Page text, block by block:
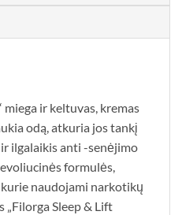
miega ir keltuvas, kremas
odą, atkuria jos tankį
ilgalaikis anti -senėjimo
formulės,
naudojami narkotikų
„Filorga Sleep & Lift